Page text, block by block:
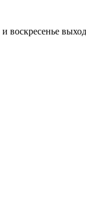
воскресенье